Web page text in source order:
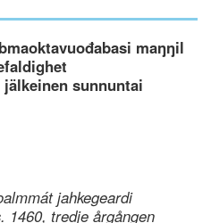
maŋŋil
sunnuntai
jahkegeardi
1460, tredje årgången